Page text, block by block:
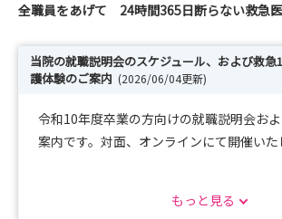
全職員をあげて 24時間365日断らない救急
当院の就職説明会のスケジュール、および救急
護体験のご案内 (2026/06/04更新)
令和10年度卒業の方向けの就職説明会お
案内です。対面、オンラインにて開催いた
令和８年12月25日（金）KMC版就職説明
もっと見る